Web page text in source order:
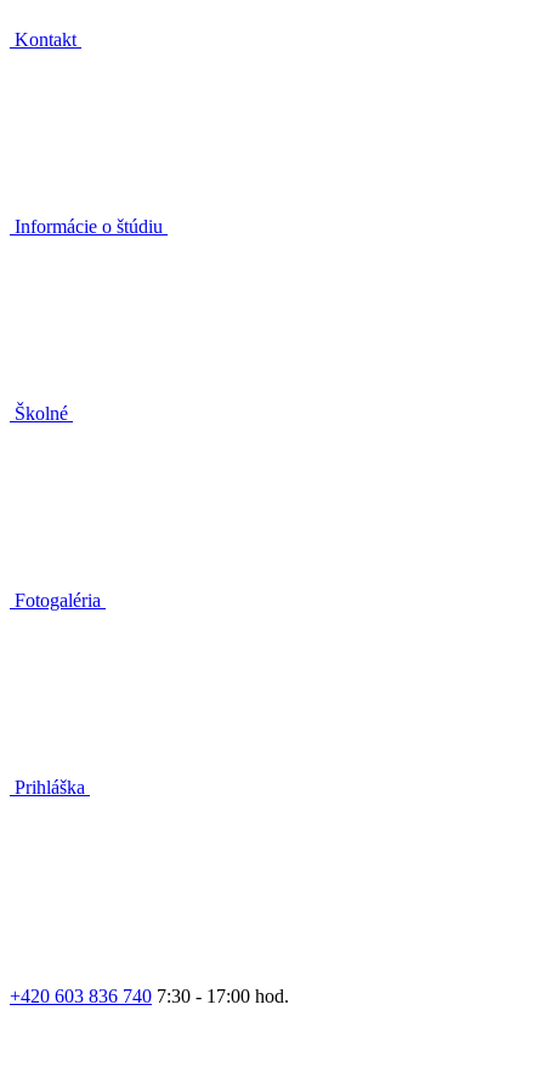
Kontakt
Informácie o štúdiu
Školné
Fotogaléria
Prihláška
+420 603 836 740 7:30 - 17:00 hod.